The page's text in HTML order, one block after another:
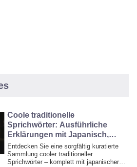
Coole traditionelle
Sprichwörter: Ausführliche
Erklärungen mit Japanisch,
Chinesisch & Pinyin
Entdecken Sie eine sorgfältig kuratierte
Sammlung cooler traditioneller
Sprichwörter – komplett mit japanischer